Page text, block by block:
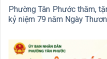
Phường Tân Phước thăm,
kỷ niệm 79 năm Ngày